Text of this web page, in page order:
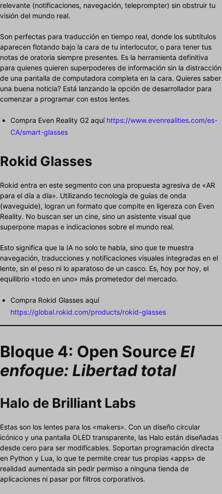
relevante (notificaciones, navegación, teleprompter) sin obstruir tu
visión del mundo real.
Son perfectas para traducción en tiempo real, donde los subtítulos
aparecen flotando bajo la cara de tu interlocutor, o para tener tus
notas de oratoria siempre presentes. Es la herramienta definitiva
para quienes quieren superpoderes de información sin la distracción
de una pantalla de computadora completa en la cara. Quieres saber
una buena noticia? Está lanzando la opción de desarrollador para
comenzar a programar con estos lentes.
Compra Even Reality G2 aquí https://www.evenrealities.com/es-
CA/smart-glasses
Rokid Glasses
Rokid entra en este segmento con una propuesta agresiva de «AR
para el día a día». Utilizando tecnología de guías de onda
(waveguide), logran un formato que compite en ligereza con Even
Reality. No buscan ser un cine, sino un asistente visual que
superpone mapas e indicaciones sobre el mundo real.
Esto significa que la IA no solo te habla, sino que te muestra
navegación, traducciones y notificaciones visuales integradas en el
lente, sin el peso ni lo aparatoso de un casco. Es, hoy por hoy, el
equilibrio «todo en uno» más prometedor del mercado.
Compra Rokid Glasses aquí
https://global.rokid.com/products/rokid-glasses
Bloque 4: Open Source El
enfoque: Libertad total
Halo de Brilliant Labs
Estas son los lentes para los «makers». Con un diseño circular
icónico y una pantalla OLED transparente, las Halo están diseñadas
desde cero para ser modificables. Soportan programación directa
en Python y Lua, lo que te permite crear tus propias «apps» de
realidad aumentada sin pedir permiso a ninguna tienda de
aplicaciones ni pasar por filtros corporativos.